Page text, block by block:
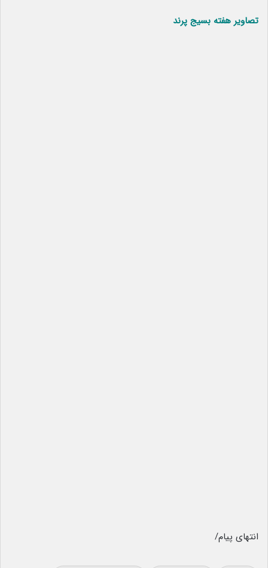
تصاویر هفته بسیج پرند
انتهای پیام/